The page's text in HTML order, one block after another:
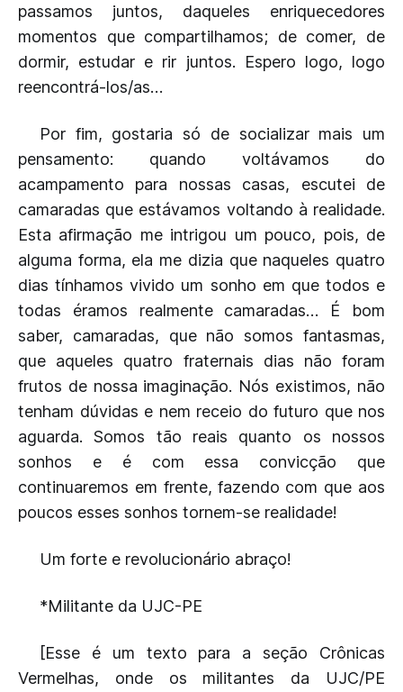
passamos juntos, daqueles enriquecedores
momentos que compartilhamos; de comer, de
dormir, estudar e rir juntos. Espero logo, logo
reencontrá-los/as…
Por fim, gostaria só de socializar mais um
pensamento: quando voltávamos do
acampamento para nossas casas, escutei de
camaradas que estávamos voltando à realidade.
Esta afirmação me intrigou um pouco, pois, de
alguma forma, ela me dizia que naqueles quatro
dias tínhamos vivido um sonho em que todos e
todas éramos realmente camaradas… É bom
saber, camaradas, que não somos fantasmas,
que aqueles quatro fraternais dias não foram
frutos de nossa imaginação. Nós existimos, não
tenham dúvidas e nem receio do futuro que nos
aguarda. Somos tão reais quanto os nossos
sonhos e é com essa convicção que
continuaremos em frente, fazendo com que aos
poucos esses sonhos tornem-se realidade!
Um forte e revolucionário abraço!
*Militante da UJC-PE
[Esse é um texto para a seção Crônicas
Vermelhas, onde os militantes da UJC/PE